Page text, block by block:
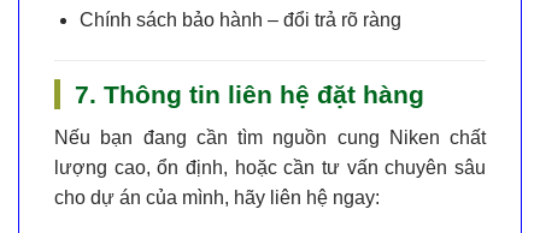
Chính sách bảo hành – đổi trả rõ ràng
7. Thông tin liên hệ đặt hàng
Nếu bạn đang cần tìm nguồn cung Niken chất
lượng cao, ổn định, hoặc cần tư vấn chuyên sâu
cho dự án của mình, hãy liên hệ ngay: